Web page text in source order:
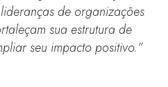
de organizações
sua estrutura de
seu impacto positivo.”